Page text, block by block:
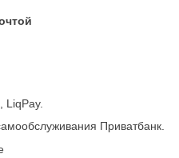
LiqPay.
Приватбанк.